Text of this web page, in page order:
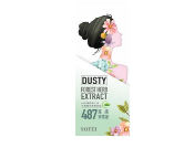
３．收到繳費通知簡訊後
ATM／網路銀行／等多元
※ 請注意：結帳手續完成
購買商品的店家。未經商
後付繳納相關費用。
※ 交易是否成功請以「
是否繳費成功／繳費後需
萊爾富取貨付款
每筆NT$65，滿
付款後萊爾富取貨